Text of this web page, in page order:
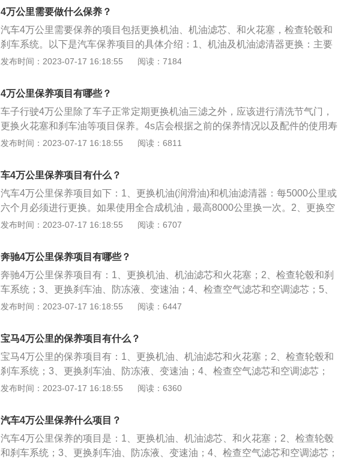
内；10、检测发动机、底盘、变速箱。保养的作用是让车辆处于优良的性能状
态，提高车辆的效率，降低其零件和轮胎的消耗，增加行车安全，避免车辆发生
问题导致产生危险，可以减少噪音和对环境的污染，保持车辆外观整洁，防止损
伤等。
失效，所以要定期更换刹车油。四、手动挡变速箱油，每4万公里更换一回。如
果是自动变速箱的话，每6万公里更换一次。五、刹车片和轮胎，检查一下刹车
片的厚度，还有轮胎的磨损程度，如果需要更换的话，则一定要更换，这个是关
的空气过滤。火花塞介绍：俗称火咀，它的作用是把高压导线（火嘴线）送来的
脉冲高压电放电，击穿火花塞两电极间空气，产生电火花以此引燃气缸内的混合
气体。该产品分为标准型火花塞、绝缘体突出型火花塞等。
4万公里需要做什么保养？
汽车4万公里需要保养的项目包括更换机油、机油滤芯、和火花塞，检查轮毂和
刹车系统。以下是汽车保养项目的具体介绍：1、机油及机油滤清器更换：主要
是针对润滑系统进行的维护保养，润滑系统的主要作用就是对汽车发动机的各个
质，保证润滑系统的正常，机油滤清器应在换机油时与机油一并更换。在常规情
况下汽车每行驶5000KM时就需保养一次。2、更换滤芯：空气滤芯的作用是在空
气进入气缸前对其加以过滤，去除其中夹带的杂质、灰尘、砂粒等异物。空气滤
芯的清洁保养视使用环境而定。汽油滤芯一般在行驶到20000-25000KM时进行更
换。3、更换火花塞：火花塞属易消耗件，每20000KM更换一次。此外，制动
检测项目，视使用情况进行维护与保养。
发布时间：2023-07-17 16:18:55 阅读：7184
4万公里保养项目有哪些？
车子行驶4万公里除了车子正常定期更换机油三滤之外，应该进行清洗节气门，
更换火花塞和刹车油等项目保养。4s店会根据之前的保养情况以及配件的使用寿
命来建议更换哪些配件，保养还涉及到发动机、变速箱、冷气系统、转向系统、
车保养的相关介绍：1、汽车保养是为了保持车容整洁，技术状况正常，消除隐
患，预防故障发生，减缓劣化过程，延长使用周期。汽车保养指的是定期对汽车
相关部分进行检查、清洁、补给、润滑、调整或更换某些零件的预防性工作，又
称汽车维护。2、现代的汽车保养主要包含了对发动机系统（引擎）、变速箱系
统、空调系统、冷却系统、燃油系统、动力转向系统等的保养范围。
发布时间：2023-07-17 16:18:55 阅读：6811
车4万公里保养项目有什么？
汽车4万公里保养项目如下：1、更换机油(润滑油)和机油滤清器：每5000公里或
六个月必须进行更换。如果使用全合成机油，最高8000公里换一次。2、更换空
气滤芯和空调滤芯：每2万公里或者两年要更换空气滤芯和空调滤芯。3、更换汽
果是后驱车，还需要更换差速器油。4、轮胎4年以上可以考虑更换。刹车盘如果
更换过三次刹车片也可以更换。5、电瓶：汽车电瓶正常应该两年更换一次。即
使两年没有行驶4万公里，也应该检查电瓶是否亏电。
发布时间：2023-07-17 16:18:55 阅读：6707
奔驰4万公里保养项目有哪些？
奔驰4万公里保养项目有：1、更换机油、机油滤芯和火花塞；2、检查轮毂和刹
车系统；3、更换刹车油、防冻液、变速油；4、检查空气滤芯和空调滤芯；5、
检测发动机、底盘、变速箱；6、清洗发动机和节气门；7、清洗空调系统。保养
和轮胎的消耗；3、增加行车安全；4、避免车辆发生问题导致产生危险；5、可
以减少噪音和对环境的污染；6、保持车辆外观整洁，防止损伤。
发布时间：2023-07-17 16:18:55 阅读：6447
宝马4万公里的保养项目有什么？
宝马4万公里的保养项目有：1、更换机油、机油滤芯和火花塞；2、检查轮毂和
刹车系统；3、更换刹车油、防冻液、变速油；4、检查空气滤芯和空调滤芯；
5、检测发动机、底盘、变速箱；6、清洗发动机和节气门；7、清洗空调系统。
低其零件和轮胎的消耗；3、避免行车途中发生问题，保证人身安全；4、减少噪
音和对环境的污染；5、保持车辆外观整洁，防止不应有的损伤。
发布时间：2023-07-17 16:18:55 阅读：6360
汽车4万公里保养什么项目？
汽车4万公里保养的项目是：1、更换机油、机油滤芯、和火花塞；2、检查轮毂
和刹车系统；3、更换刹车油、防冻液、变速油；4、检查空气滤芯和空调滤芯；